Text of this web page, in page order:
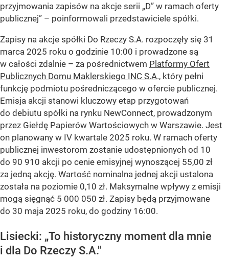
przyjmowania zapisów na akcje serii „D” w ramach oferty
publicznej” – poinformowali przedstawiciele spółki.
Zapisy na akcje spółki Do Rzeczy S.A. rozpoczęły się 31
marca 2025 roku o godzinie 10:00 i prowadzone są
w całości zdalnie – za pośrednictwem Platformy Ofert
Publicznych Domu Maklerskiego INC S.A., który pełni
funkcję podmiotu pośredniczącego w ofercie publicznej.
Emisja akcji stanowi kluczowy etap przygotowań
do debiutu spółki na rynku NewConnect, prowadzonym
przez Giełdę Papierów Wartościowych w Warszawie. Jest
on planowany w IV kwartale 2025 roku. W ramach oferty
publicznej inwestorom zostanie udostępnionych od 10
do 90 910 akcji po cenie emisyjnej wynoszącej 55,00 zł
za jedną akcję. Wartość nominalna jednej akcji ustalona
została na poziomie 0,10 zł. Maksymalne wpływy z emisji
mogą sięgnąć 5 000 050 zł. Zapisy będą przyjmowane
do 30 maja 2025 roku, do godziny 16:00.
Lisiecki: „To historyczny moment dla mnie
i dla Do Rzeczy S.A."